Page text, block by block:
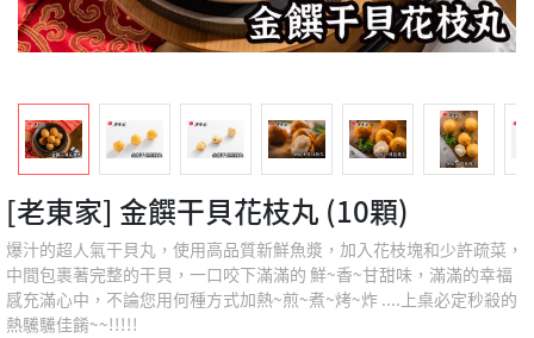
[老東家] 金饌干貝花枝丸 (10顆)
爆汁的超人氣干貝丸，使用高品質新鮮魚漿，加入花枝塊和少許疏菜，
中間包裹著完整的干貝，一口咬下滿滿的 鮮~香~甘甜味，滿滿的幸福
感充滿心中，不論您用何種方式加熱~煎~煮~烤~炸 ....上桌必定秒殺的
熱驣驣佳餚~~!!!!!